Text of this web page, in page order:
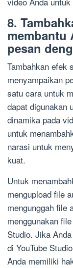
8.
membantu
pesan
Tambahkan efek
menyampaikan
satu cara untuk
dapat digunakan
dinamika pada
untuk
narasi untuk
kuat.
Untuk
mengupload file
mengunggah file
menggunakan
Studio. Jika
di YouTube
Anda memiliki